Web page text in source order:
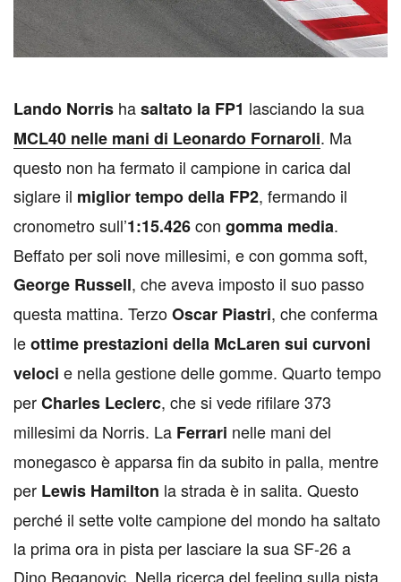
Lando Norris hasaltato la FP1 lasciando la sua
MCL40 nelle mani di Leonardo Fornaroli. Ma
questo non ha fermato il campione in carica dal
siglare il miglior tempo della FP2, fermando il
cronometro sull’1:15.426con gomma media.
Beffato per soli nove millesimi, e con gomma soft,
George Russell, che aveva imposto il suo passo
questa mattina. TerzoOscar Piastri, che conferma
leottime prestazioni della McLaren sui curvoni
veloci e nella gestione delle gomme. Quarto tempo
perCharles Leclerc, che si vede rifilare 373
millesimi da Norris. La Ferrari nelle mani del
monegasco è apparsa fin da subito in palla, mentre
per Lewis Hamilton la strada è in salita. Questo
perché il sette volte campione del mondo ha saltato
la prima ora in pista per lasciare la sua SF-26 a
Dino Beganovic. Nella ricerca del feeling sulla pista